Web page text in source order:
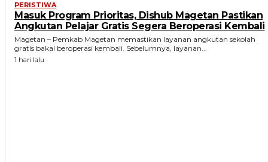
PERISTIWA
Masuk Program Prioritas, Dishub Magetan Pastikan
Angkutan Pelajar Gratis Segera Beroperasi Kembali
Magetan – Pemkab Magetan memastikan layanan angkutan sekolah
gratis bakal beroperasi kembali. Sebelumnya, layanan...
1 hari lalu